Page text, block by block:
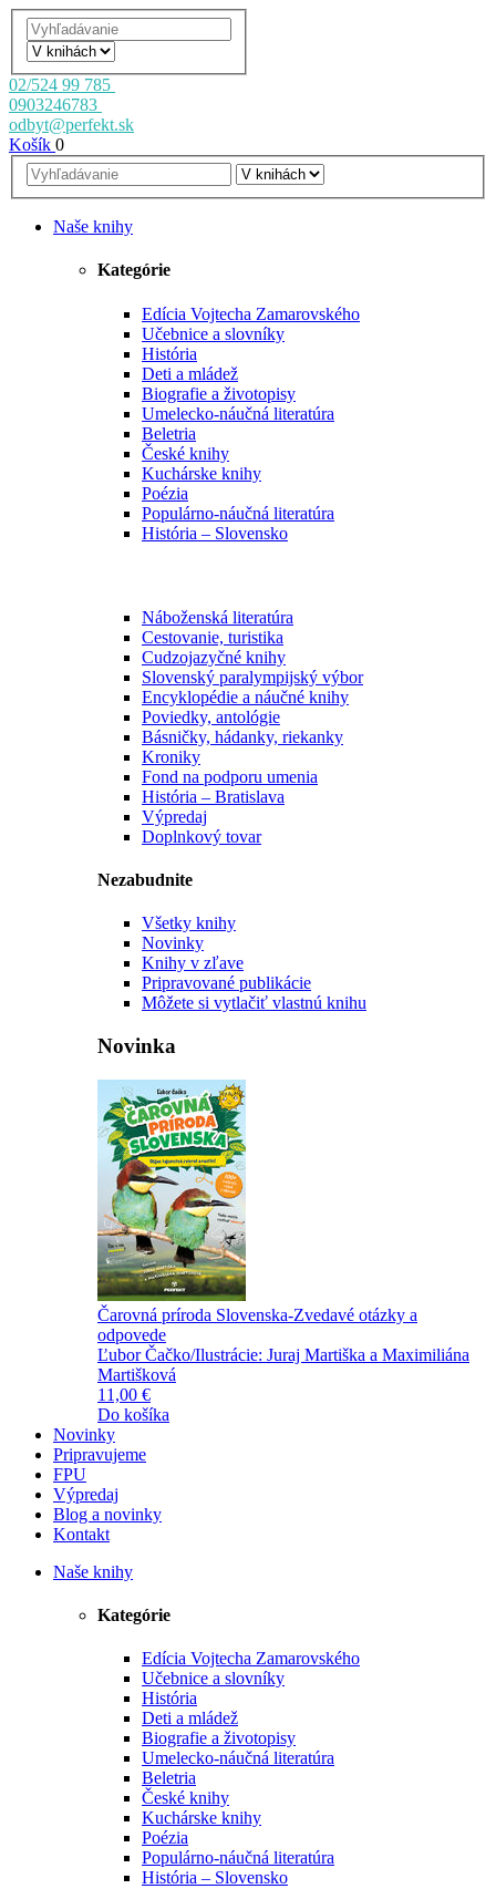
02/524 99 785
0903246783
odbyt@perfekt.sk
Košík 0
Naše knihy
Kategórie
Edícia Vojtecha Zamarovského
Učebnice a slovníky
História
Deti a mládež
Biografie a životopisy
Umelecko-náučná literatúra
Beletria
České knihy
Kuchárske knihy
Poézia
Populárno-náučná literatúra
História – Slovensko
Náboženská literatúra
Cestovanie, turistika
Cudzojazyčné knihy
Slovenský paralympijský výbor
Encyklopédie a náučné knihy
Poviedky, antológie
Básničky, hádanky, riekanky
Kroniky
Fond na podporu umenia
História – Bratislava
Výpredaj
Doplnkový tovar
Nezabudnite
Všetky knihy
Novinky
Knihy v zľave
Pripravované publikácie
Môžete si vytlačiť vlastnú knihu
Novinka
Čarovná príroda Slovenska-Zvedavé otázky a
odpovede
Ľubor Čačko/Ilustrácie: Juraj Martiška a Maximiliána
Martišková
11,00 €
Do košíka
Novinky
Pripravujeme
FPU
Výpredaj
Blog a novinky
Kontakt
Naše knihy
Kategórie
Edícia Vojtecha Zamarovského
Učebnice a slovníky
História
Deti a mládež
Biografie a životopisy
Umelecko-náučná literatúra
Beletria
České knihy
Kuchárske knihy
Poézia
Populárno-náučná literatúra
História – Slovensko